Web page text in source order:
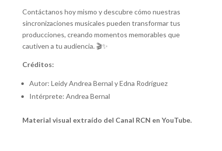
Contáctanos hoy mismo y descubre cómo nuestras
sincronizaciones musicales pueden transformar tus
producciones, creando momentos memorables que
cautiven a tu audiencia. 🎬✨
Créditos:
Autor: Leidy Andrea Bernal y Edna Rodríguez
Intérprete: Andrea Bernal
Material visual extraído del Canal RCN en YouTube.